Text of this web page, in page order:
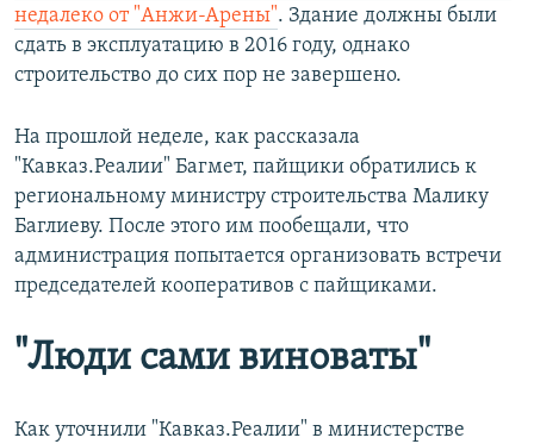
недалеко от "Анжи-Арены". Здание должны были
сдать в эксплуатацию в 2016 году, однако
строительство до сих пор не завершено.
На прошлой неделе, как рассказала
"Кавказ.Реалии" Багмет, пайщики обратились к
региональному министру строительства Малику
Баглиеву. После этого им пообещали, что
администрация попытается организовать встречи
председателей кооперативов с пайщиками.
"Люди сами виноваты"
Как уточнили "Кавказ.Реалии" в министерстве